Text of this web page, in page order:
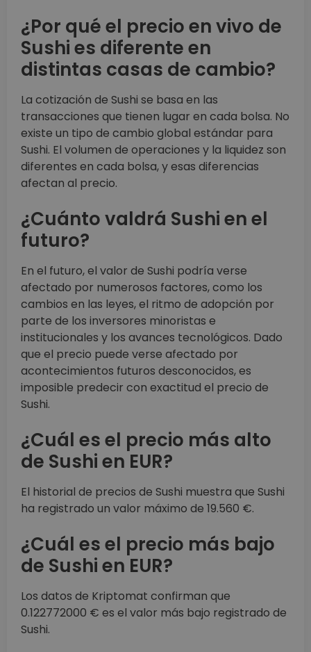
¿Por qué el precio en vivo de
Sushi es diferente en
distintas casas de cambio?
La cotización de Sushi se basa en las
transacciones que tienen lugar en cada bolsa. No
existe un tipo de cambio global estándar para
Sushi. El volumen de operaciones y la liquidez son
diferentes en cada bolsa, y esas diferencias
afectan al precio.
¿Cuánto valdrá Sushi en el
futuro?
En el futuro, el valor de Sushi podría verse
afectado por numerosos factores, como los
cambios en las leyes, el ritmo de adopción por
parte de los inversores minoristas e
institucionales y los avances tecnológicos. Dado
que el precio puede verse afectado por
acontecimientos futuros desconocidos, es
imposible predecir con exactitud el precio de
Sushi.
¿Cuál es el precio más alto
de Sushi en EUR?
El historial de precios de Sushi muestra que Sushi
ha registrado un valor máximo de 19.560 €.
¿Cuál es el precio más bajo
de Sushi en EUR?
Los datos de Kriptomat confirman que
0.122772000 € es el valor más bajo registrado de
Sushi.